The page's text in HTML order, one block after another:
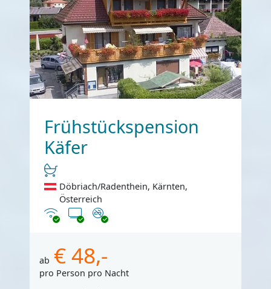
Frühstückspension
Käfer
Döbriach/Radenthein, Kärnten,
Österreich
InternetTV Nichtraucher
ab € 48,-
pro Person pro Nacht